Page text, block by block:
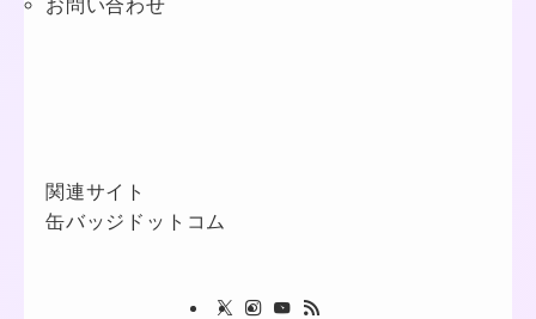
お問い合わせ
関連サイト
缶バッジドットコム